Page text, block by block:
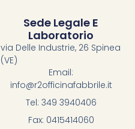
Sede Legale E
Laboratorio
via Delle Industrie, 26 Spinea
(VE)
Email:
info@r2officinafabbrile.it
Tel: 349 3940406
Fax: 0415414060